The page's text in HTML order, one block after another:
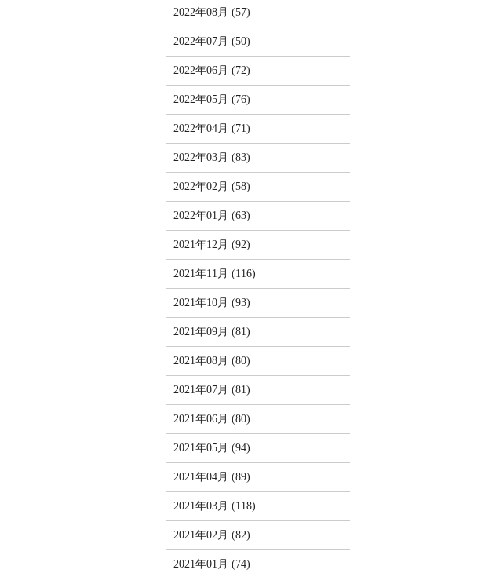
2022年08月 (57)
2022年07月 (50)
2022年06月 (72)
2022年05月 (76)
2022年04月 (71)
2022年03月 (83)
2022年02月 (58)
2022年01月 (63)
2021年12月 (92)
2021年11月 (116)
2021年10月 (93)
2021年09月 (81)
2021年08月 (80)
2021年07月 (81)
2021年06月 (80)
2021年05月 (94)
2021年04月 (89)
2021年03月 (118)
2021年02月 (82)
2021年01月 (74)